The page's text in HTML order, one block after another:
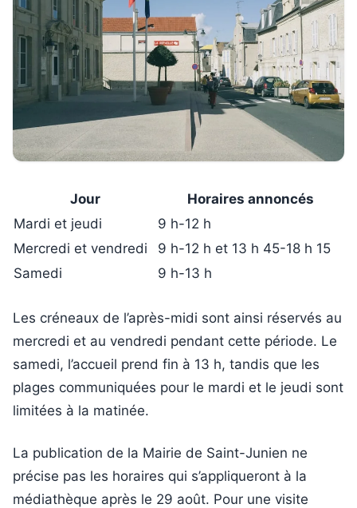
Jour
Horaires annoncés
Mardi et jeudi
9 h-12 h
Mercredi et vendredi
9 h-12 h et 13 h 45-18 h 15
Samedi
9 h-13 h
Les créneaux de l’après-midi sont ainsi réservés au
mercredi et au vendredi pendant cette période. Le
samedi, l’accueil prend fin à 13 h, tandis que les
plages communiquées pour le mardi et le jeudi sont
limitées à la matinée.
La publication de la Mairie de Saint-Junien ne
précise pas les horaires qui s’appliqueront à la
médiathèque après le 29 août. Pour une visite